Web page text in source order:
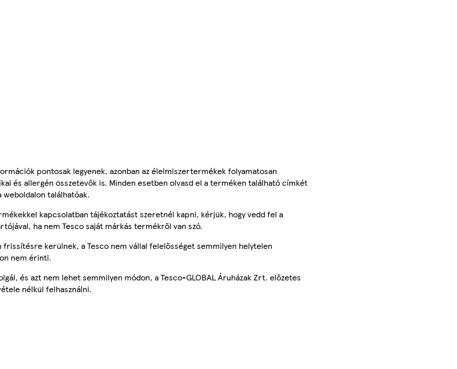
pontosak legyenek, azonban az élelmiszertermékek folyamatosan
és allergén összetevők is. Minden esetben olvasd el a terméken található címkét
weboldalon találhatóak.
kapcsolatban tájékoztatást szeretnél kapni, kérjük, hogy vedd fel a
ha nem Tesco saját márkás termékről van szó.
kerülnek, a Tesco nem vállal felelősséget semmilyen helytelen
nem érinti.
és azt nem lehet semmilyen módon, a Tesco-GLOBAL Áruházak Zrt. előzetes
nélkül felhasználni.